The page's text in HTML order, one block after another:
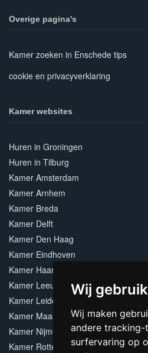
Wij
Wij maken
andere
surfervaring op
Overige pagina's
Kamer zoeken in Enschede tips
cookie en privacyverklaring
Kamer websites
Huren in Groningen
Huren in Tilburg
Kamer Amsterdam
Kamer Arnhem
Kamer Breda
Kamer Delft
Kamer Den Haag
Kamer Eindhoven
Kamer Haarlem
Kamer Leeuwarden
Kamer Leiden
Kamer Maastricht
Kamer Nijmegen
Kamer Rotterdam